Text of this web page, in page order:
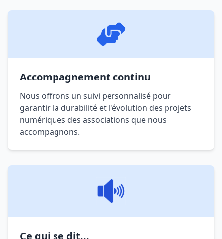
Accompagnement continu
Nous offrons un suivi personnalisé pour
garantir la durabilité et l'évolution des projets
numériques des associations que nous
accompagnons.
Ce qui se dit...